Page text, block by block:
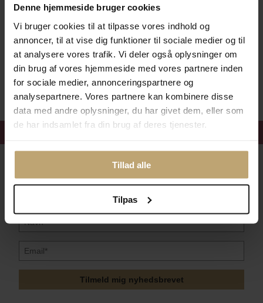
Denne hjemmeside bruger cookies
Vi bruger cookies til at tilpasse vores indhold og
annoncer, til at vise dig funktioner til sociale medier og til
at analysere vores trafik. Vi deler også oplysninger om
din brug af vores hjemmeside med vores partnere inden
for sociale medier, annonceringspartnere og
analysepartnere. Vores partnere kan kombinere disse
data med andre oplysninger, du har givet dem, eller som
de har indsamlet fra din brug af deres tjenester.
Tillad alle
Tilpas
Betalingsmuligheder
Sikker Og Tryg E-Handel
Få 15% velkomstrabat
Følg med i vores nyhedsbrev
Læs mere her
Tilmeld mig nyhedsbrevet